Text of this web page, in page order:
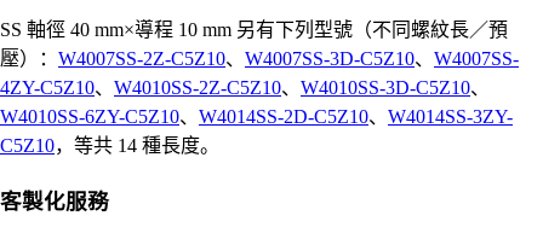
SS 軸徑 40 mm×導程 10 mm 另有下列型號（不同螺紋長／預
壓）： W4007SS-2Z-C5Z10、 W4007SS-3D-C5Z10、 W4007SS-
4ZY-C5Z10、 W4010SS-2Z-C5Z10、 W4010SS-3D-C5Z10、
W4010SS-6ZY-C5Z10、 W4014SS-2D-C5Z10、 W4014SS-3ZY-
C5Z10，等共 14 種長度。
客製化服務